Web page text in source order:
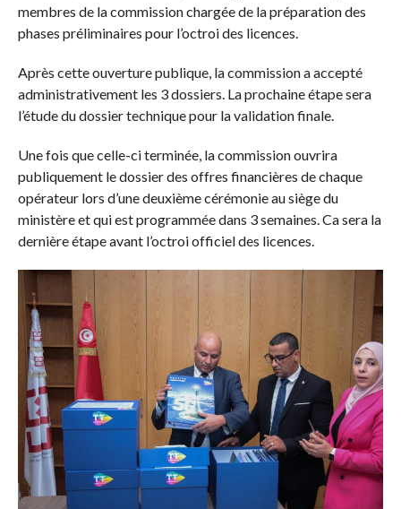
membres de la commission chargée de la préparation des
phases préliminaires pour l’octroi des licences.
Après cette ouverture publique, la commission a accepté
administrativement les 3 dossiers. La prochaine étape sera
l’étude du dossier technique pour la validation finale.
Une fois que celle-ci terminée, la commission ouvrira
publiquement le dossier des offres financières de chaque
opérateur lors d’une deuxième cérémonie au siège du
ministère et qui est programmée dans 3 semaines. Ca sera la
dernière étape avant l’octroi officiel des licences.